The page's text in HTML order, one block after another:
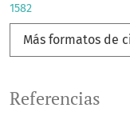
1582
Más formatos de
Referencias